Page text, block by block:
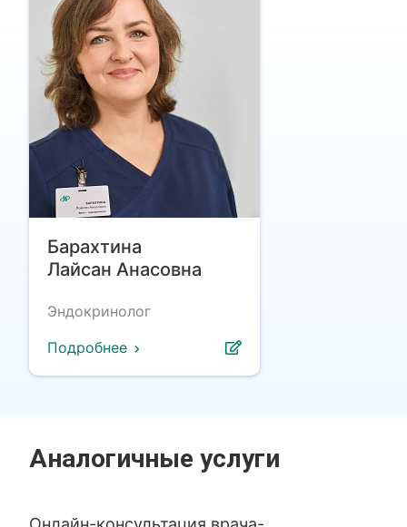
Барахтина
Лайсан Анасовна
Эндокринолог
Подробнее
Аналогичные услуги